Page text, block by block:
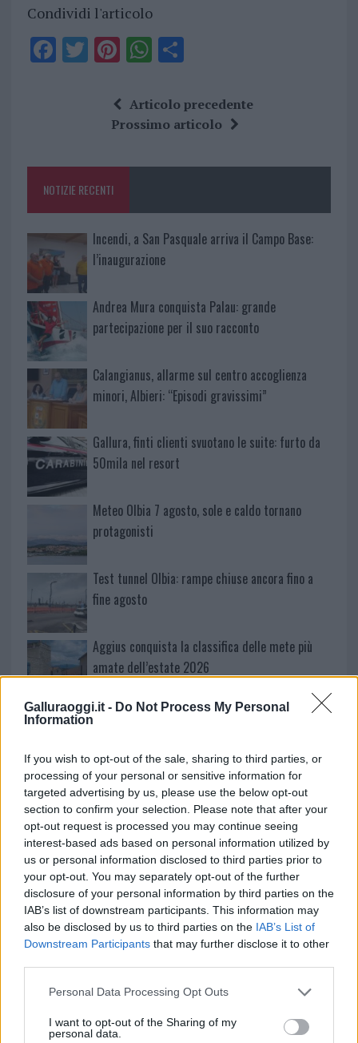
Galluraoggi.it - Do Not Process My Personal
Information
If you wish to opt-out of the sale, sharing to third parties, or
processing of your personal or sensitive information for
targeted advertising by us, please use the below opt-out
section to confirm your selection. Please note that after your
opt-out request is processed you may continue seeing
interest-based ads based on personal information utilized by
us or personal information disclosed to third parties prior to
your opt-out. You may separately opt-out of the further
disclosure of your personal information by third parties on the
IAB’s list of downstream participants. This information may
also be disclosed by us to third parties on the IAB’s List of
Downstream Participants that may further disclose it to other
Please note that this website/app uses one or more Google
not limited to your visit or usage behaviour. You may click to
grant or deny consent to Google and its third-party tags to
Personal Data Processing Opt Outs
I want to opt-out of the Sharing of my
personal data.
Condividi l'articolo
F
o
k
T Pi
te
re
W
at
s
p
S
a
re
Articolo precedente
Prossimo articolo
NOTIZIE RECENTI
Incendi, a San Pasquale arriva il Campo Base:
l’inaugurazione
Andrea Mura conquista Palau: grande
partecipazione per il suo racconto
Calangianus, allarme sul centro accoglienza
minori, Albieri: “Episodi gravissimi”
Gallura, finti clienti svuotano le suite: furto da
50mila nel resort
Meteo Olbia 7 agosto, sole e caldo tornano
protagonisti
Test tunnel Olbia: rampe chiuse ancora fino a
fine agosto
Aggius conquista la classifica delle mete più
amate dell’estate 2026
NECROLOGIE
Mario Malu
Paolo Pinna